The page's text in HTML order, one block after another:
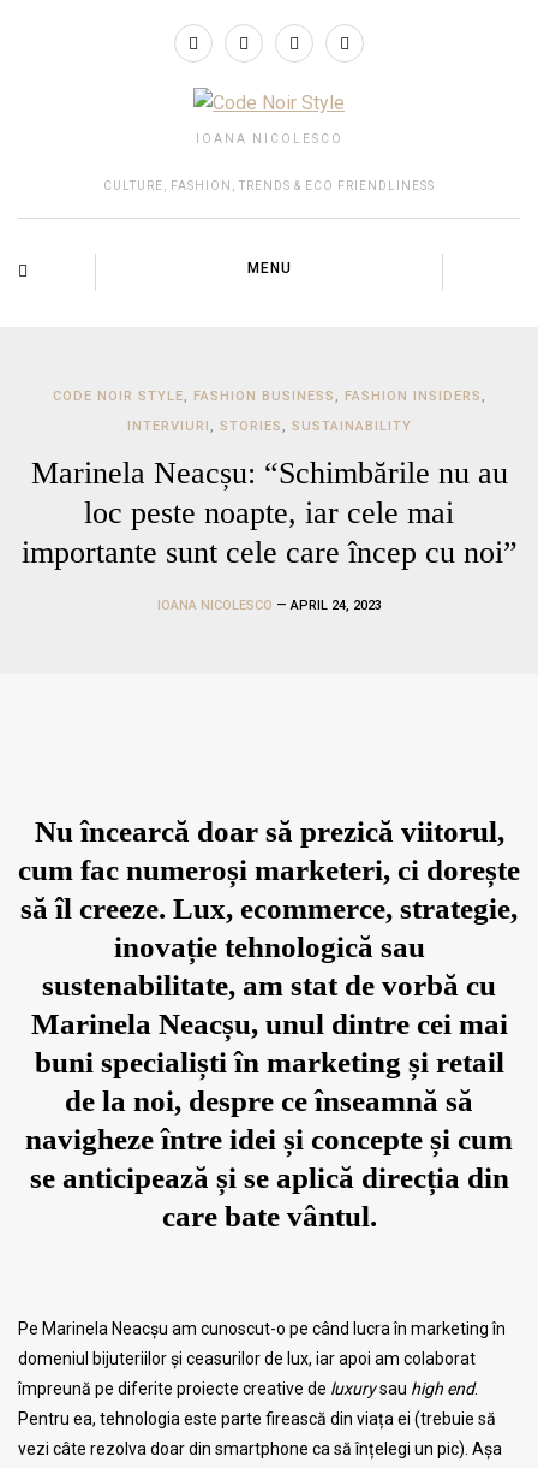
IOANA NICOLESCO
CULTURE, FASHION, TRENDS & ECO FRIENDLINESS
MENU
CODE NOIR STYLE, FASHION BUSINESS , FASHION INSIDERS ,
INTERVIURI , STORIES , SUSTAINABILITY
Marinela Neacșu: “Schimbările nu au
loc peste noapte, iar cele mai
importante sunt cele care încep cu noi”
IOANA NICOLESCO — APRIL 24, 2023
Nu încearcă doar să prezică viitorul,
cum fac numeroși marketeri, ci dorește
să îl creeze. Lux, ecommerce, strategie,
inovație tehnologică sau
sustenabilitate, am stat de vorbă cu
Marinela Neacșu, unul dintre cei mai
buni specialiști în marketing și retail
de la noi, despre ce înseamnă să
navigheze între idei și concepte și cum
se anticipează și se aplică direcția din
care bate vântul.
Pe Marinela Neacșu am cunoscut-o pe când lucra în marketing în
domeniul bijuteriilor și ceasurilor de lux, iar apoi am colaborat
împreună pe diferite proiecte creative de luxurysau high end.
Pentru ea, tehnologia este parte firească din viața ei (trebuie să
vezi câte rezolva doar din smartphone ca să înțelegi un pic). Așa